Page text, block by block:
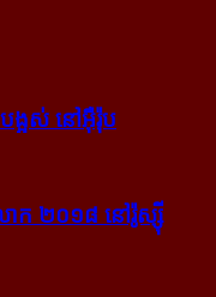
បង្អស់ នៅ​អ៊ឺរ៉ុប
ោក ២០១៨ នៅ​រ៉ូស្ស៊ី